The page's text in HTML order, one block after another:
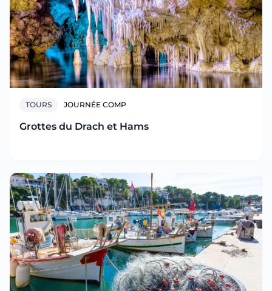
TOURS JOURNÉE COMP
Grottes du Drach et Hams